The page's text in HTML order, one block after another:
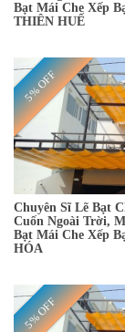
Bạt Mái Che Xếp
THIÊN HUẾ
5% OFF
Chuyên Sĩ Lẽ Bạt
Cuốn Ngoài Trời,
Bạt Mái Che Xếp
HÓA
5% OFF